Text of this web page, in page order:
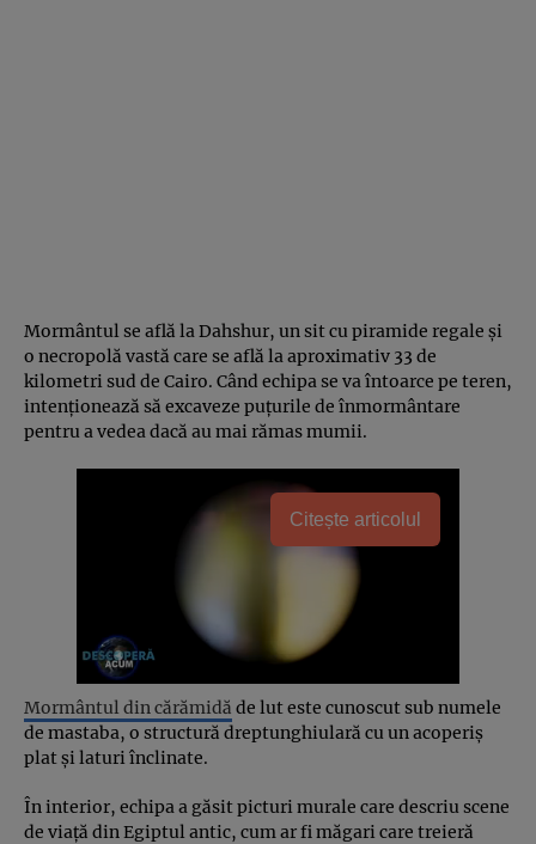
Mormântul se află la Dahshur, un sit cu piramide regale și
o necropolă vastă care se află la aproximativ 33 de
kilometri sud de Cairo. Când echipa se va întoarce pe teren,
intenționează să excaveze puțurile de înmormântare
pentru a vedea dacă au mai rămas mumii.
Citește articolul
Mormântul din cărămidă de lut este cunoscut sub numele
de mastaba, o structură dreptunghiulară cu un acoperiș
plat și laturi înclinate.
În interior, echipa a găsit picturi murale care descriu scene
de viață din Egiptul antic, cum ar fi măgari care treieră